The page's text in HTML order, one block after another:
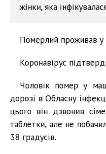
жінки, яка
Померлий проживав у
Коронавірус
Чоловік помер у
дорозі в Обласну
цього він дзвонив
таблетки, але не
38 градусів.